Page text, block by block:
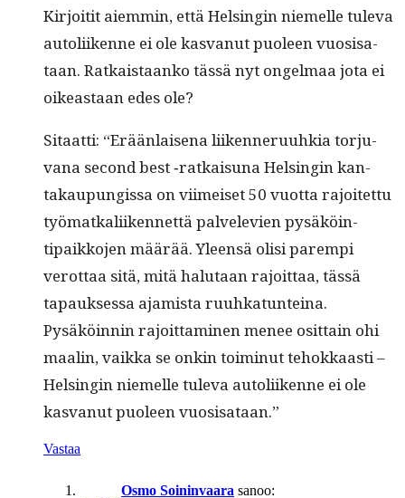
Kir­joitit aiem­min, että Helsin­gin niemelle tule­va
autoli­ikenne ei ole kas­vanut puoleen vuo­sisa­
taan. Ratkaistaanko tässä nyt ongel­maa jota ei
oikeas­t­aan edes ole?
Sitaat­ti: “Erään­laise­na liiken­neru­uhkia tor­ju­
vana sec­ond best ‑ratkaisuna Helsin­gin kan­
takaupungis­sa on viimeiset 50 vuot­ta rajoitet­tu
työ­matkali­iken­net­tä palvele­vien pysäköin­
tipaikko­jen määrää. Yleen­sä olisi parem­pi
verot­taa sitä, mitä halu­taan rajoit­taa, tässä
tapauk­ses­sa ajamista ruuhkatun­teina.
Pysäköin­nin rajoit­ta­mi­nen menee osit­tain ohi
maalin, vaik­ka se onkin toimin­ut tehokkaasti –
Helsin­gin niemelle tule­va autoli­ikenne ei ole
kas­vanut puoleen vuosisataan.”
Vastaa
Osmo Soininvaara sanoo: